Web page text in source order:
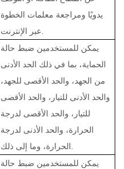
يدويًا ومراجعة معلمات الخطوة
عبر الإنترنت.
يمكن للمستخدمين ضبط حالة
الحماية، بما في ذلك الحد الأدنى
من الجهد، والحد الأقصى للجهد،
والحد الأدنى للتيار، والحد الأقصى
للتيار، والحد الأقصى لدرجة
الحرارة، والحد الأدنى لدرجة
الحرارة، وما إلى ذلك.
يمكن للمستخدمين ضبط حالة